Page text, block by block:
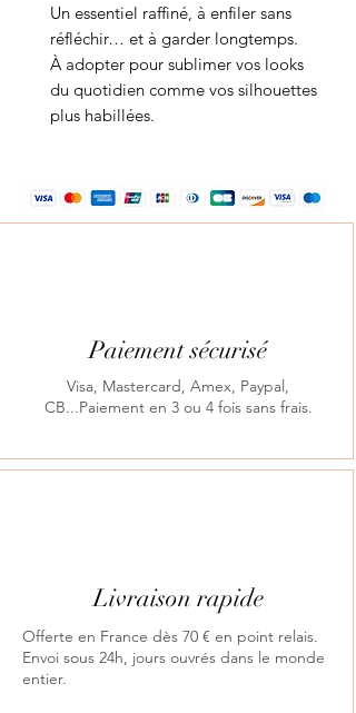
Un essentiel raffiné, à enfiler sans
réfléchir… et à garder longtemps.
À adopter pour sublimer vos looks
du quotidien comme vos silhouettes
plus habillées.
Paiement sécurisé
Visa, Mastercard, Amex, Paypal,
CB...Paiement en 3 ou 4 fois sans frais.
Livraison rapide
Offerte en France dès 70 € en point relais.
Envoi sous 24h, jours ouvrés dans le monde
entier.